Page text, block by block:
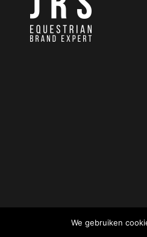
We gebruiken